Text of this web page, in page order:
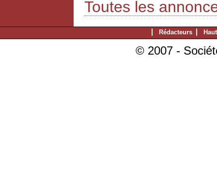
Toutes les
Rédacteurs
© 2007 -